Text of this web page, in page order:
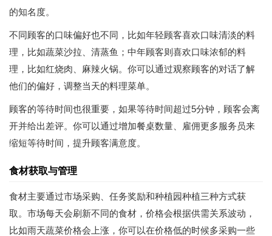
的知名度。
不同顾客的口味偏好也不同，比如年轻顾客喜欢口味清淡的料
理，比如蔬菜沙拉、清蒸鱼；中年顾客则喜欢口味浓郁的料
理，比如红烧肉、麻辣火锅。你可以通过观察顾客的对话了解
他们的偏好，调整当天的料理菜单。
顾客的等待时间也很重要，如果等待时间超过5分钟，顾客会离
开并给出差评。你可以通过增加餐桌数量、雇佣更多服务员来
缩短等待时间，提升顾客满意度。
食材获取与管理
食材主要通过市场采购、任务奖励和种植园种植三种方式获
取。市场每天会刷新不同的食材，价格会根据供需关系波动，
比如雨天蔬菜价格会上涨，你可以在价格低的时候多采购一些